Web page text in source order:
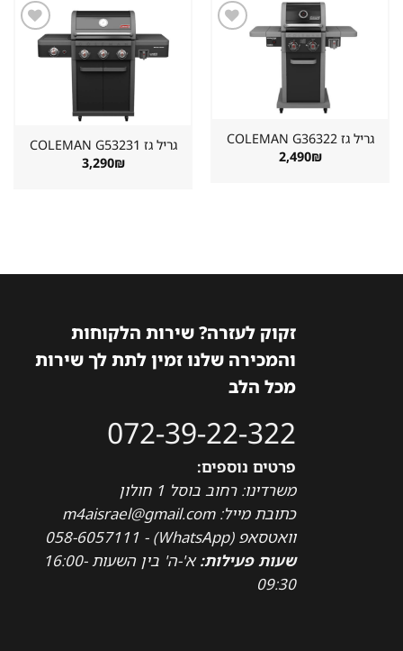
גריל גז ⁦COLEMAN G36322⁩
2,490₪
שמור
מוצר
גריל גז ⁦COLEMAN G53231⁩
3,290₪
זקוק לעזרה? שירות הלקוחות
והמכירה שלנו זמין לתת לך שירות
מכל הלב
072-39-22-322
פרטים נוספים:
משרדינו: רחוב בוסל 1 חולון
כתובת מייל: m4aisrael@gmail.com
וואטסאפ (WhatsApp) - 058-6057111
שעות פעילות:
א'-ה' בין השעות 16:00-
09:30